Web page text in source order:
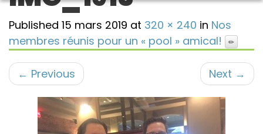
Published 15 mars 2019 at 320 × 240 in Nos
membres réunis pour un « pool » amical!
← Previous Next →